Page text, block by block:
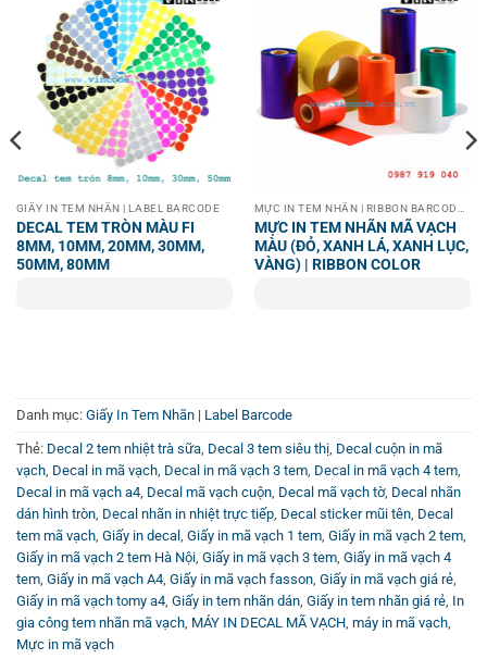
GIẤY IN TEM NHÃN | LABEL BARCODE
DECAL TEM TRÒN MÀU FI
8MM, 10MM, 20MM, 30MM,
50MM, 80MM
MỰC IN TEM NHÃN | RIBBON BARCODE LABEL
MỰC IN TEM NHÃN MÃ VẠCH
MÀU (ĐỎ, XANH LÁ, XANH LỤC,
VÀNG) | RIBBON COLOR
Danh mục: Giấy In Tem Nhãn | Label Barcode
Thẻ: Decal 2 tem nhiệt trà sữa, Decal 3 tem siêu thị, Decal cuộn in mã
vạch, Decal in mã vạch, Decal in mã vạch 3 tem, Decal in mã vạch 4 tem,
Decal in mã vạch a4, Decal mã vạch cuộn, Decal mã vạch tờ, Decal nhãn
dán hình tròn, Decal nhãn in nhiệt trực tiếp, Decal sticker mũi tên, Decal
tem mã vạch, Giấy in decal , Giấy in mã vạch 1 tem, Giấy in mã vạch 2 tem,
Giấy in mã vạch 2 tem Hà Nội, Giấy in mã vạch 3 tem, Giấy in mã vạch 4
tem, Giấy in mã vạch A4, Giấy in mã vạch fasson, Giấy in mã vạch giá rẻ,
Giấy in mã vạch tomy a4, Giấy in tem nhãn dán, Giấy in tem nhãn giá rẻ, In
gia công tem nhãn mã vạch, MÁY IN DECAL MÃ VẠCH, máy in mã vạch,
Mực in mã vạch